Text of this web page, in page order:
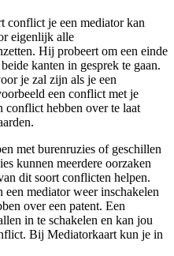
conflict je een mediator kan
eigenlijk alle
Hij probeert om een einde
kanten in gesprek te gaan.
je zal zijn als je een
een conflict met je
conflict hebben over te laat
met burenruzies of geschillen
kunnen meerdere oorzaken
dit soort conflicten helpen.
een mediator weer inschakelen
over een patent. Een
in te schakelen en kan jou
Bij Mediatorkaart kun je in